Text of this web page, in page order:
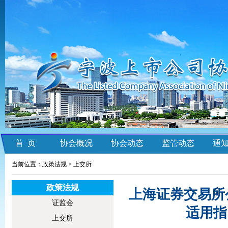
首 页 协会概况 协会动态 监管动态 通
当前位置：政策法规 > 上交所
政策法规
证监会
上交所
上海证券交易
适用